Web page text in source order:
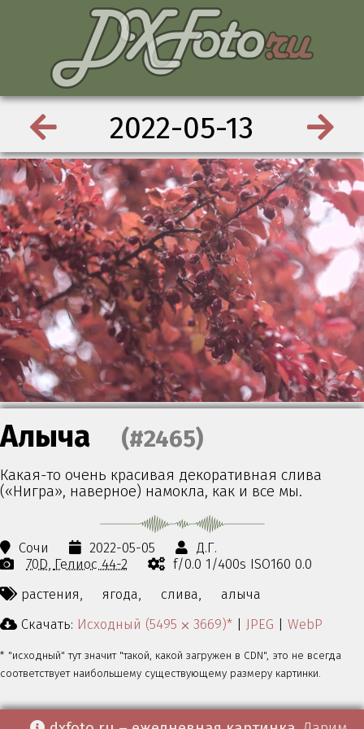
2022-05-13
Алыча (#2465)
Какая-то очень красивая декоративная слива
(«Нигра», наверное) намокла, как и все мы.
Сочи 2022-05-05
Д.Г.
70D Гелиос 44-2
f/0.0 1/400s ISO160 0.0
растения,
ягода, слива,
алыча
Скачать: Исходный (5495 ⨉ 3669)* | JPEG | WebP
* "исходный" тут значит "такой, какой загружен в CDN", это не всегда
соответствует наибольшему существующему размеру картинки.